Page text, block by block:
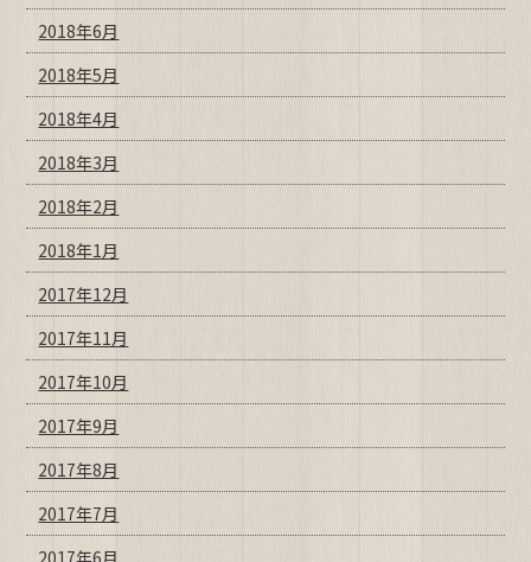
2018年6月
2018年5月
2018年4月
2018年3月
2018年2月
2018年1月
2017年12月
2017年11月
2017年10月
2017年9月
2017年8月
2017年7月
2017年6月